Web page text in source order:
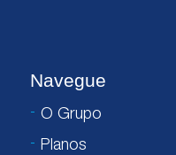
Navegue
O Grupo
Planos